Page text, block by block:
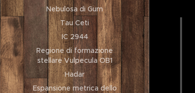
Nebulosa di Gum
Tau Ceti
IC 2944
Regione di formazione
stellare Vulpecula OB1
Hadar
Espansione metrica dello